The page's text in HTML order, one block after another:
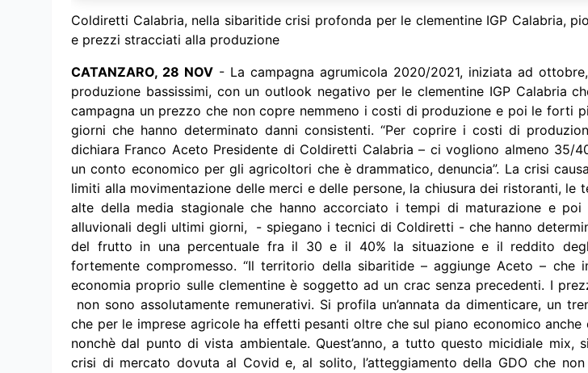
Coldiretti Calabria, nella sibaritide crisi profonda per le clementine IGP Calabria,
e prezzi stracciati alla produzione
CATANZARO, 28 NOV - La campagna agrumicola 2020/2021, iniziata ad
produzione bassissimi, con un outlook negativo per le clementine IGP Calabria
campagna un prezzo che non copre nemmeno i costi di produzione e poi le forti
giorni che hanno determinato danni consistenti. “Per coprire i costi di
dichiara Franco Aceto Presidente di Coldiretti Calabria – ci vogliono almeno 35/
un conto economico per gli agricoltori che è drammatico, denuncia”. La crisi
limiti alla movimentazione delle merci e delle persone, la chiusura dei ristoranti, le
alte della media stagionale che hanno accorciato i tempi di maturazione e
alluvionali degli ultimi giorni, - spiegano i tecnici di Coldiretti - che hanno
del frutto in una percentuale fra il 30 e il 40% la situazione e il reddito
fortemente compromesso. “Il territorio della sibaritide – aggiunge Aceto – che
economia proprio sulle clementine è soggetto ad un crac senza precedenti. I
non sono assolutamente remunerativi. Si profila un’annata da dimenticare, un
che per le imprese agricole ha effetti pesanti oltre che sul piano economico anche
nonchè dal punto di vista ambientale. Quest’anno, a tutto questo micidiale mix,
crisi di mercato dovuta al Covid e, al solito, l’atteggiamento della GDO che